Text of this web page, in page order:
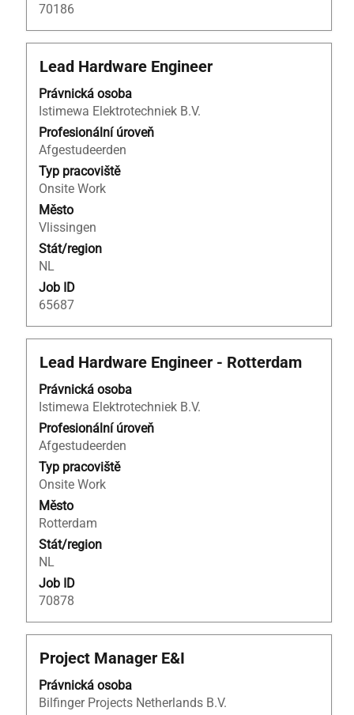
70186
Titul
Lead Hardware Engineer
Právnická osoba
Istimewa Elektrotechniek B.V.
Profesionální úroveň
Afgestudeerden
Typ pracoviště
Onsite Work
Město
Vlissingen
Stát/region
NL
Job ID
65687
Vyberte
zobrazení
veškerých
informací
o
profesi.
Titul
Lead Hardware Engineer - Rotterdam
Právnická osoba
Istimewa Elektrotechniek B.V.
Profesionální úroveň
Afgestudeerden
Typ pracoviště
Onsite Work
Město
Rotterdam
Stát/region
NL
Job ID
70878
Vyberte
zobrazení
veškerých
informací
o
profesi.
Titul
Project Manager E&I
Právnická osoba
Bilfinger Projects Netherlands B.V.
Vyberte
mezerníkem
zobrazení
veškerých